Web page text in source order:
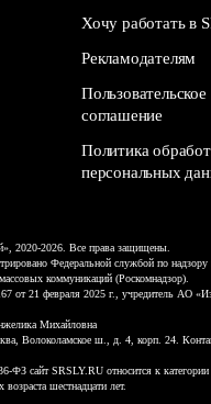
Хочу работать в
Рекламодателям
Пользовательское
соглашение
Политика
персональных
2020-2026. Все права защищены.
Федеральной службой по надзору
коммуникаций (Роскомнадзор).
от 21 февраля 2025 г., учредитель АО
Михайловна
Волоколамское ш., д. 4, корп. 24.
ФЗ сайт SRSLY.RU относится к
шестнадцати лет.